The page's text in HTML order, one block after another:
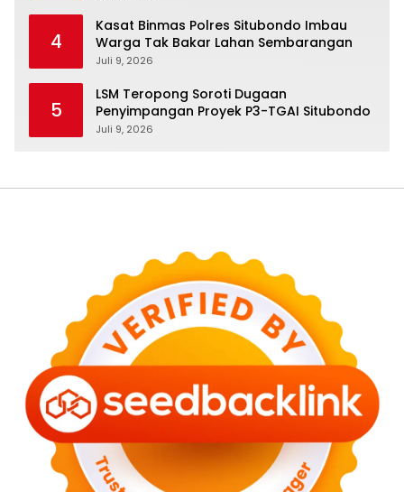
4
Kasat Binmas Polres Situbondo Imbau
Warga Tak Bakar Lahan Sembarangan
Juli 9, 2026
5
LSM Teropong Soroti Dugaan
Penyimpangan Proyek P3-TGAI Situbondo
Juli 9, 2026